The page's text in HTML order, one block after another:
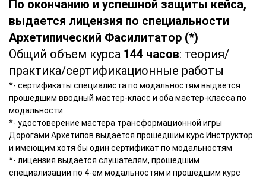
По окончанию и успешной защиты кейса,
выдается лицензия по специальности
Архетипический Фасилитатор (*)
Общий объем курса 144 часов: теория/
практика/сертификационные работы
*- сертификаты специалиста по модальностям выдается
прошедшим вводный мастер-класс и оба мастер-класса по
модальности
*- удостоверение мастера трансформационной игры
Дорогами Архетипов выдается прошедшим курс Инструктор
и имеющим хотя бы один сертификат по модальностям
*- лицензия выдается слушателям, прошедшим
специализации по 4-ем модальностям и прошедшим курс